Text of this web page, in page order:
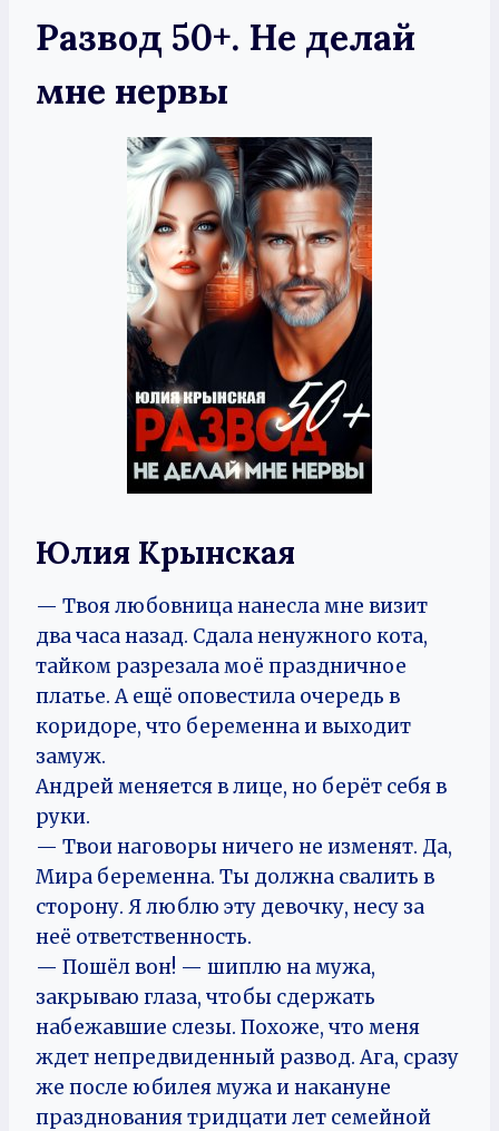
Развод 50+. Не делай
мне нервы
Юлия Крынская
— Твоя любовница нанесла мне визит
два часа назад. Сдала ненужного кота,
тайком разрезала моё праздничное
платье. А ещё оповестила очередь в
коридоре, что беременна и выходит
замуж.
Андрей меняется в лице, но берёт себя в
руки.
— Твои наговоры ничего не изменят. Да,
Мира беременна. Ты должна свалить в
сторону. Я люблю эту девочку, несу за
неё ответственность.
— Пошёл вон! — шиплю на мужа,
закрываю глаза, чтобы сдержать
набежавшие слезы. Похоже, что меня
ждет непредвиденный развод. Ага, сразу
же после юбилея мужа и накануне
празднования тридцати лет семейной